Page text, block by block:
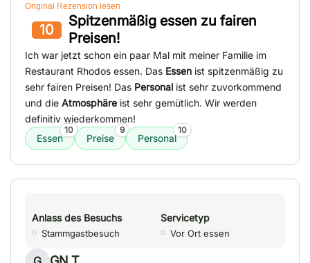
Original Rezension lesen
10
Spitzenmäßig essen zu fairen
Preisen!
Ich war jetzt schon ein paar Mal mit meiner Familie im
Restaurant Rhodos essen. Das Essen ist spitzenmäßig zu
sehr fairen Preisen! Das Personal ist sehr zuvorkommend
und die Atmosphäre ist sehr gemütlich. Wir werden
definitiv wiederkommen!
Essen
10
Preise
9
Personal
10
Anlass des Besuchs
Stammgastbesuch
Servicetyp
Vor Ort essen